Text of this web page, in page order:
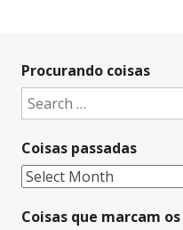
Procurando coisas
Search
for:
Coisas passadas
Coisas
Coisas que marcam